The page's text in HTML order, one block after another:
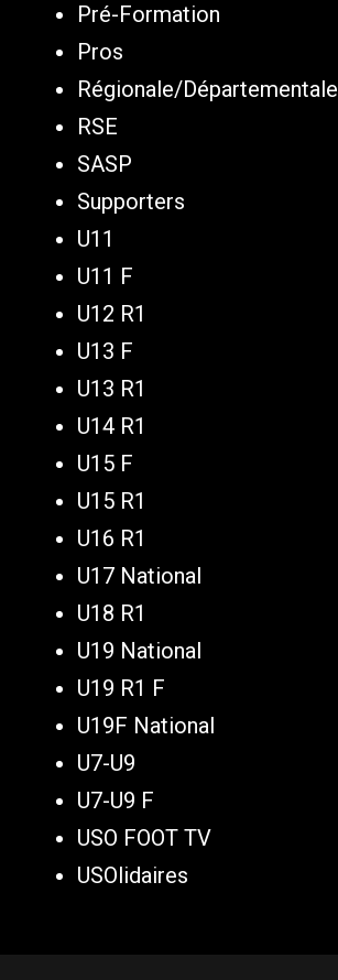
Pré-Formation
Pros
Régionale/Départementale
RSE
SASP
Supporters
U11
U11 F
U12 R1
U13 F
U13 R1
U14 R1
U15 F
U15 R1
U16 R1
U17 National
U18 R1
U19 National
U19 R1 F
U19F National
U7-U9
U7-U9 F
USO FOOT TV
USOlidaires